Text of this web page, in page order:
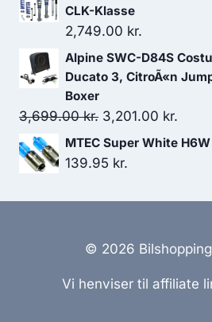
CLK-Klasse
2,749.00 kr.
Alpine SWC-D84S
Ducato 3, CitroÃ«n
Boxer
3,699.00kr. Den
oprindelige
pris
3,699.00 kr..
3,201.00 kr.
MTEC Super White
139.95 kr.
© 2026
Vi henviser til affiliate